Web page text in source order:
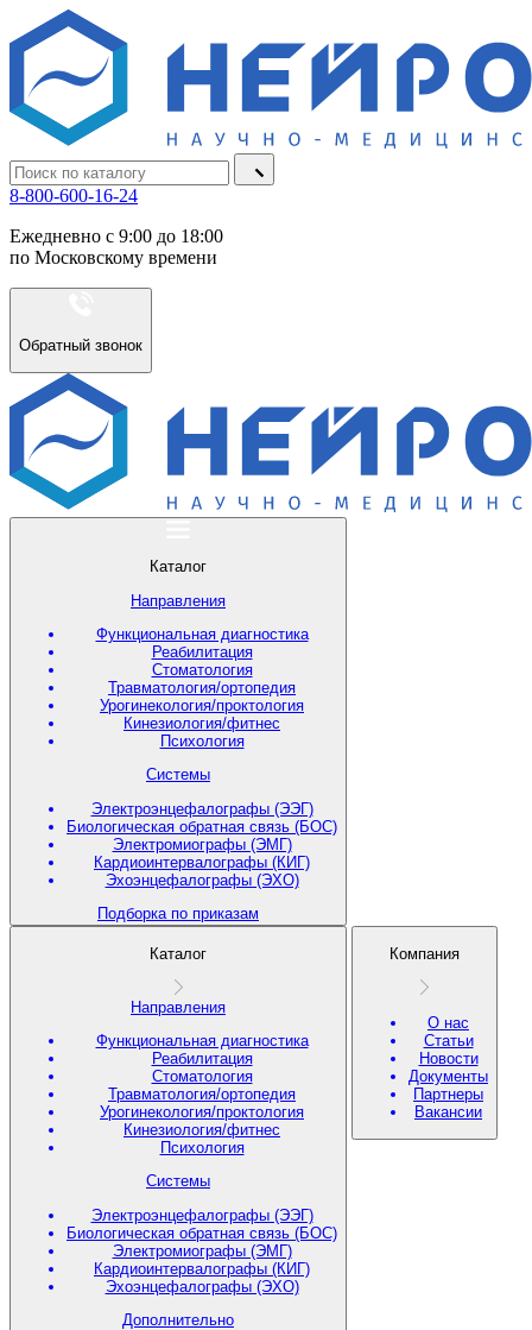
8-800-600-16-24
Ежедневно с 9:00 до 18:00
по Московскому времени
Обратный звонок
Каталог
Направления
Функциональная диагностика
Реабилитация
Стоматология
Травматология/ортопедия
Урогинекология/проктология
Кинезиология/фитнес
Психология
Системы
Электроэнцефалографы (ЭЭГ)
Биологическая обратная связь (БОС)
Электромиографы (ЭМГ)
Кардиоинтервалографы (КИГ)
Эхоэнцефалографы (ЭХО)
Подборка по приказам
Каталог
Направления
Функциональная диагностика
Реабилитация
Стоматология
Травматология/ортопедия
Урогинекология/проктология
Кинезиология/фитнес
Психология
Системы
Электроэнцефалографы (ЭЭГ)
Биологическая обратная связь (БОС)
Электромиографы (ЭМГ)
Кардиоинтервалографы (КИГ)
Эхоэнцефалографы (ЭХО)
Дополнительно
Компания
О нас
Статьи
Новости
Документы
Партнеры
Вакансии